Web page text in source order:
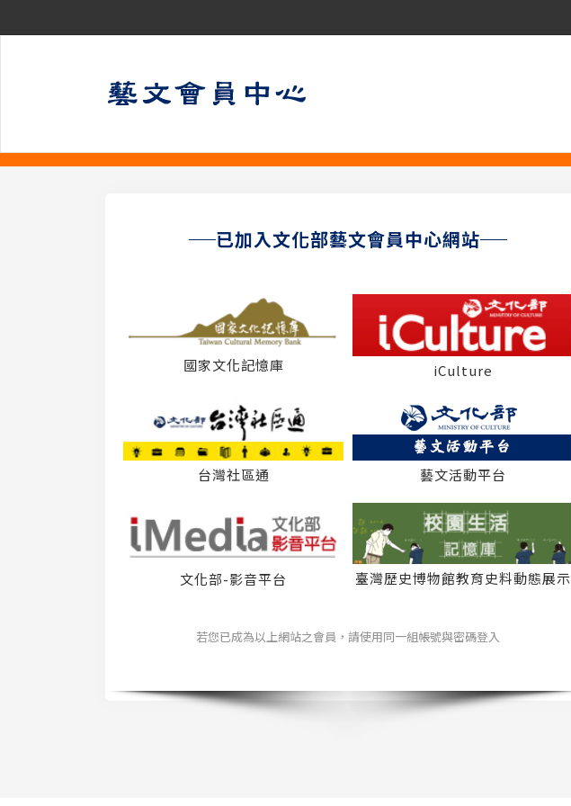
已加入文化部藝文會員中心網站
國家文化記憶庫 iCulture
台灣社區通 藝文活動平台
文化部-影音平台
臺灣歷史博物館教育史料動態展示
若您已成為以上網站之會員，請使用同一組帳號與密碼登入